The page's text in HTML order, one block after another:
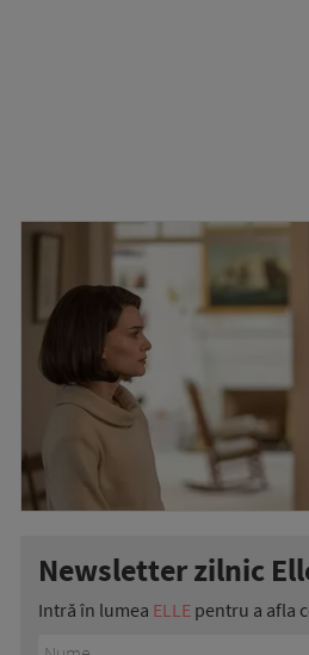
Newsletter zilnic
Intră în lumea ELLE pentru a afla